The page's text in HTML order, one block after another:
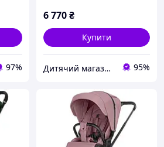
97%
6 770₴
Купити
Дитячий магазин "Плюшевий Зайка" 95%